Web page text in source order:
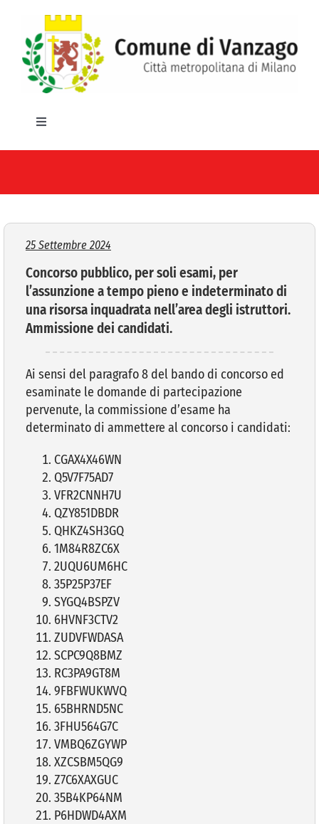
contenuto
Toggle
HOME
IL COMUNE
SERVIZI E UTILITA’
AREE TEMATICHE
VIVERE VANZAGO
COMUNICAZIONE
25 Settembre 2024
Concorso pubblico, per soli esami, per
l’assunzione a tempo pieno e indeterminato di
una risorsa inquadrata nell’area degli istruttori.
Ammissione dei candidati.
Ai sensi del paragrafo 8 del bando di concorso ed
esaminate le domande di partecipazione
pervenute, la commissione d’esame ha
determinato di ammettere al concorso i candidati:
CGAX4X46WN
Q5V7F75AD7
VFR2CNNH7U
QZY851DBDR
QHKZ4SH3GQ
1M84R8ZC6X
2UQU6UM6HC
35P25P37EF
SYGQ4BSPZV
6HVNF3CTV2
ZUDVFWDASA
SCPC9Q8BMZ
RC3PA9GT8M
9FBFWUKWVQ
65BHRND5NC
3FHU564G7C
VMBQ6ZGYWP
XZCSBM5QG9
Z7C6XAXGUC
35B4KP64NM
P6HDWD4AXM